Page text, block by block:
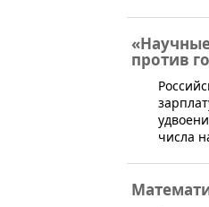
против
числа